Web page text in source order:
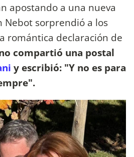
apostando a una nueva
Nebot sorprendió a los
romántica declaración de
compartió una postal
y escribió: "Y no es para